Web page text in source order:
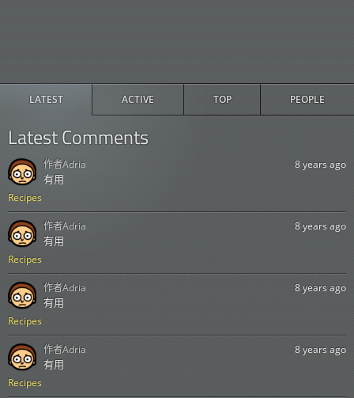
LATEST ACTIVE TOP PEOPLE
Latest Comments
Recipes
8 years ago
有用
作者Adria
Recipes
8 years ago
有用
作者Adria
Recipes
8 years ago
有用
作者Adria
Recipes
8 years ago
有用
作者Adria